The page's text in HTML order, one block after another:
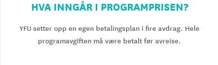
HVA INNGÅR I PROGRAMPRISEN?
YFU setter opp en egen betalingsplan i fire avdrag. Hele
programavgiften må være betalt før avreise.